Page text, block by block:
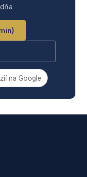
na Google